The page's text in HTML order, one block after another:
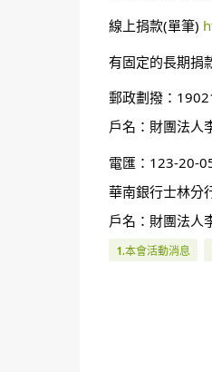
線上捐款(單筆)
有固定的長期捐
郵政劃撥：
戶名：財團法人
電匯：123-20-
華南銀行士林分
戶名：財團法人
1.本會活動消息